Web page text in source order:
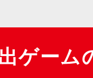
ゲーム